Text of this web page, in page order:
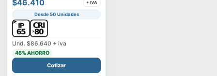
$46.410 + IVA
Desde 50 Unidades
Und. $86.640 + iva
46% AHORRO
Cotizar